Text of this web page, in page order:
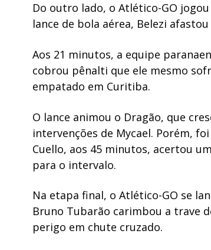
Do outro lado, o Atlético-GO
lance de bola aérea, Belezi
Aos 21 minutos, a equipe
cobrou pênalti que ele mesmo
empatado em Curitiba.
O lance animou o Dragão, que
intervenções de Mycael. Porém,
Cuello, aos 45 minutos, acertou
para o intervalo.
Na etapa final, o Atlético-GO se
Bruno Tubarão carimbou a trave
perigo em chute cruzado.